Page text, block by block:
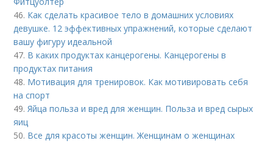
46. Как сделать красивое тело в домашних условиях
девушке. 12 эффективных упражнений, которые сделают
вашу фигуру идеальной
47. В каких продуктах канцерогены. Канцерогены в
продуктах питания
48. Мотивация для тренировок. Как мотивировать себя
на спорт
49.Яйца польза и вред для женщин. Польза и вред сырых
яиц
50. Все для красоты женщин. Женщинам о женщинах